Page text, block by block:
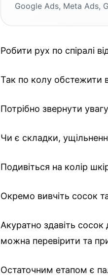
Google Ads, Meta Ads,
Робити рух по спіралі
Так по колу обстежити
Потрібно звернути
Чи є складки,
Подивіться на колір
Окремо вивчіть сосок
Акуратно здавіть
можна перевірити та
Остаточним етапом є